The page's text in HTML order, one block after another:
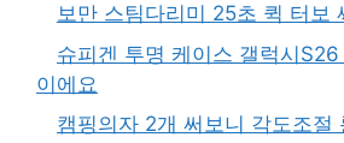
보만 스팀다리미 25초 퀵 터보
슈피겐 투명 케이스 갤럭시
이에요
캠핑의자 2개 써보니 각도조절